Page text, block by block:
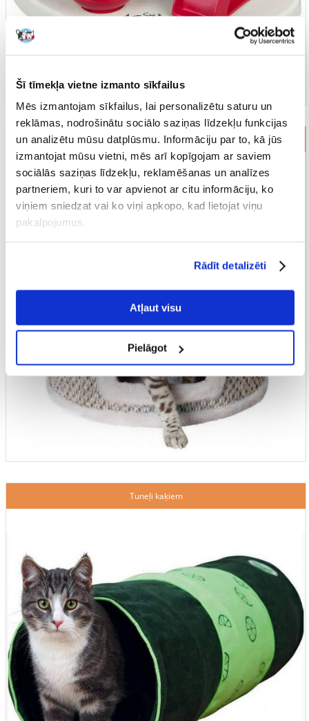
Šī tīmekļa vietne izmanto sīkfailus
Mēs izmantojam sīkfailus, lai personalizētu saturu un
reklāmas, nodrošinātu sociālo saziņas līdzekļu funkcijas
un analizētu mūsu datplūsmu. Informāciju par to, kā jūs
izmantojat mūsu vietni, mēs arī kopīgojam ar saviem
sociālās saziņas līdzekļu, reklamēšanas un analīzes
partneriem, kuri to var apvienot ar citu informāciju, ko
viņiem sniedzat vai ko viņi apkopo, kad lietojat viņu
pakalpojumus.
Rādīt detalizēti
Atļaut visu
Pielāgot
Kaķu nagu asināmie
Tuneļi kaķiem